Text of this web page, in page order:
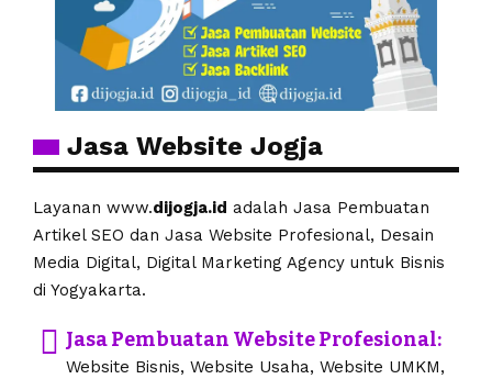
Jasa Website Jogja
Layanan www.dijogja.id adalah Jasa Pembuatan
Artikel SEO dan Jasa Website Profesional, Desain
Media Digital, Digital Marketing Agency untuk Bisnis
di Yogyakarta.
Jasa Pembuatan Website Profesional:
Website Bisnis, Website Usaha, Website UMKM,